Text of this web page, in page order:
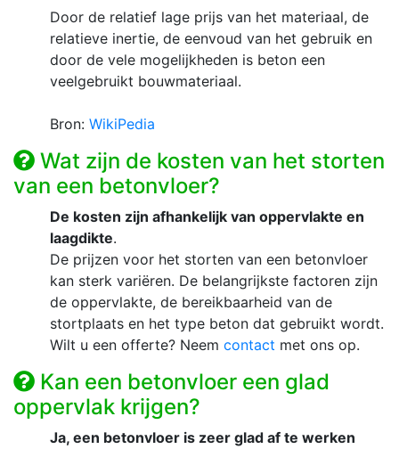
Door de relatief lage prijs van het materiaal, de
relatieve inertie, de eenvoud van het gebruik en
door de vele mogelijkheden is beton een
veelgebruikt bouwmateriaal.
Bron: WikiPedia
Wat zijn de kosten van het storten
van een betonvloer?
De kosten zijn afhankelijk van oppervlakte en
laagdikte.
De prijzen voor het storten van een betonvloer
kan sterk variëren. De belangrijkste factoren zijn
de oppervlakte, de bereikbaarheid van de
stortplaats en het type beton dat gebruikt wordt.
Wilt u een offerte? Neem contact met ons op.
Kan een betonvloer een glad
oppervlak krijgen?
Ja, een betonvloer is zeer glad af te werken